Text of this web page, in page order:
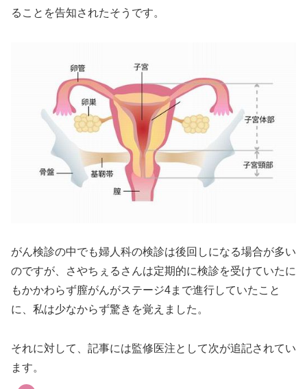
ることを告知されたそうです。
がん検診の中でも婦人科の検診は後回しになる場合が多い
のですが、さやちぇるさんは定期的に検診を受けていたに
もかかわらず膣がんがステージ4まで進行していたこと
に、私は少なからず驚きを覚えました。
それに対して、記事には監修医注として次が追記されてい
ます。